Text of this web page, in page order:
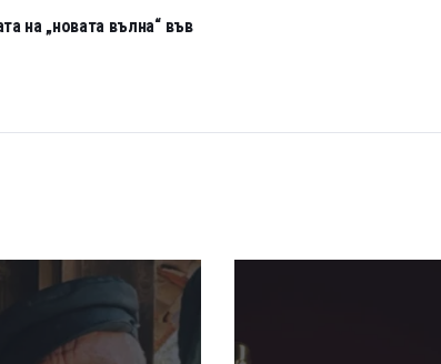
на „новата вълна“ във